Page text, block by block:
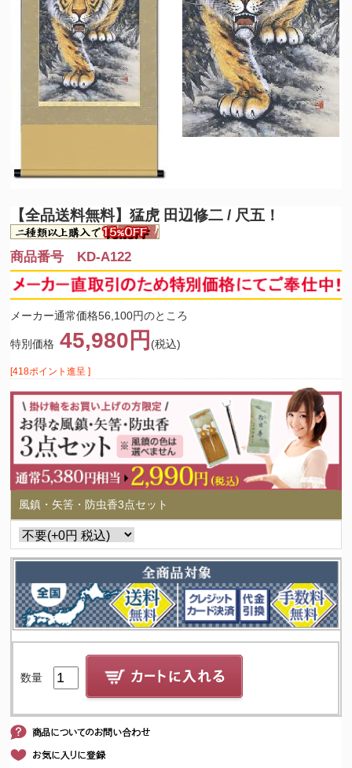
【全品送料無料】猛虎 田辺修二 / 尺五！
商品番号 KD-A122
メーカー通常価格56,100円のところ
特別価格 45,980円 (税込)
[418ポイント進呈 ]
風鎮・矢筈・防虫香3点セット
数量